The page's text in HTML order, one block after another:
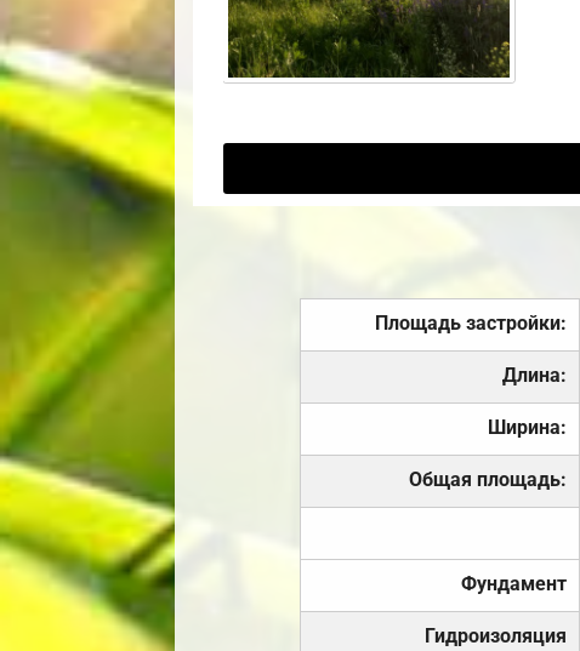
Площадь застройки:
Длина:
Ширина:
Общая площадь:
Фундамент
Гидроизоляция